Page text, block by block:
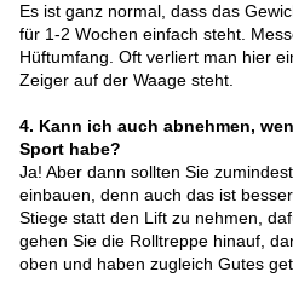
Es ist ganz normal, dass das
für 1-2 Wochen einfach steht.
Hüftumfang. Oft verliert man hier
Zeiger auf der Waage steht.
4. Kann ich auch abnehmen,
Sport habe?
Ja! Aber dann sollten Sie
einbauen, denn auch das ist
Stiege statt den Lift zu nehmen,
gehen Sie die Rolltreppe hinauf,
oben und haben zugleich Gutes